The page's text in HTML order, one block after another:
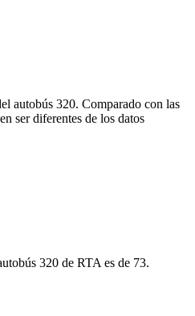
autobús 320. Comparado con las
ser diferentes de los datos
320 de RTA es de 73.